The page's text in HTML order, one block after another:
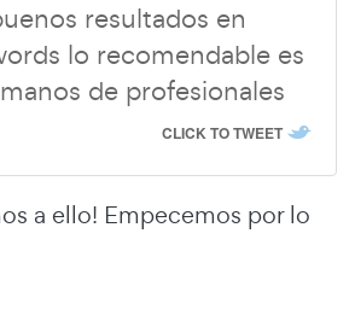
resultados en
lo recomendable es
de profesionales
CLICK TO TWEET
a ello! Empecemos por lo